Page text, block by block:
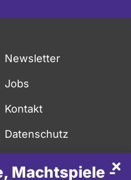
Machtspiele -
Newsletter
Jobs
Kontakt
Datenschutz